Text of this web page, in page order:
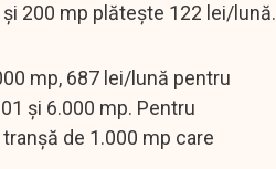
200 mp plătește 122 lei/lună.
mp, 687 lei/lună pentru
și 6.000 mp. Pentru
de 1.000 mp care